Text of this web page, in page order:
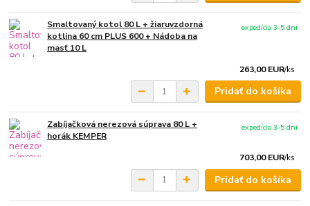
Smaltovaný kotol 80 L + žiaruvzdorná
kotlina 60 cm PLUS 600 + Nádoba na
masť 10 L
263,00 EUR/ks
expedícia 3-5 dní
Pridať do košíka
Zabíjačková nerezová súprava 80 L +
horák KEMPER
703,00 EUR/ks
expedícia 3-5 dní
Pridať do košíka